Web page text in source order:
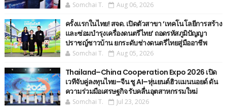
Somchai T. Aug 06, 2026
ครั้งแรกในไทย! สจด. เปิดตัวสาขา ‘เทคโนโลยีการสร้าง
และซ่อมบำรุงเครื่องดนตรีไทย’ ​ถอดรหัสภูมิปัญญา
ปราชญ์ชาวบ้าน ยกระดับช่างดนตรีไทยสู่มืออาชีพ
Somchai T. Aug 05, 2026
Thailand–China Cooperation Expo 2026 เปิด
เวทีจับคู่ลงทุนไทย–จีน ชู AI–หุ่นยนต์ฮิวแมนนอยด์ ดัน
ความร่วมมือเศรษฐกิจ รับคลื่นอุตสาหกรรมใหม่
Somchai T. Jul 23, 2026